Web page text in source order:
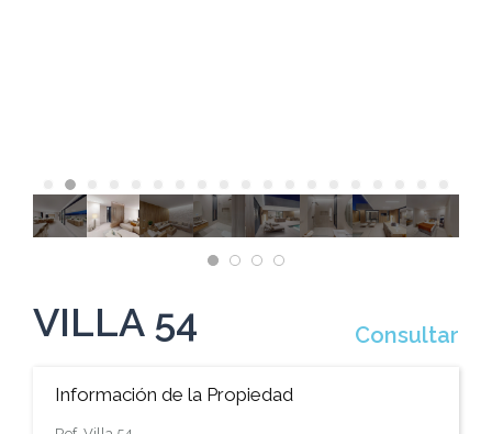
VILLA 54 Consultar
Información de la Propiedad